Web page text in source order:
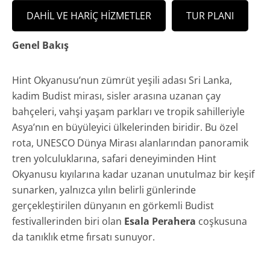
DAHIL VE HARIÇ HIZMETLER TUR PLANI
Genel Bakış
Hint Okyanusu’nun zümrüt yeşili adası Sri Lanka,
kadim Budist mirası, sisler arasına uzanan çay
bahçeleri, vahşi yaşam parkları ve tropik sahilleriyle
Asya’nın en büyüleyici ülkelerinden biridir. Bu özel
rota, UNESCO Dünya Mirası alanlarından panoramik
tren yolculuklarına, safari deneyiminden Hint
Okyanusu kıyılarına kadar uzanan unutulmaz bir keşif
sunarken, yalnızca yılın belirli günlerinde
gerçekleştirilen dünyanın en görkemli Budist
festivallerinden biri olan Esala Perahera coşkusuna
da tanıklık etme fırsatı sunuyor.